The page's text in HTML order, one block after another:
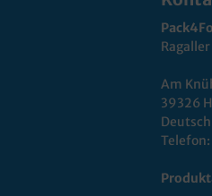
Am
39326
Telefon: